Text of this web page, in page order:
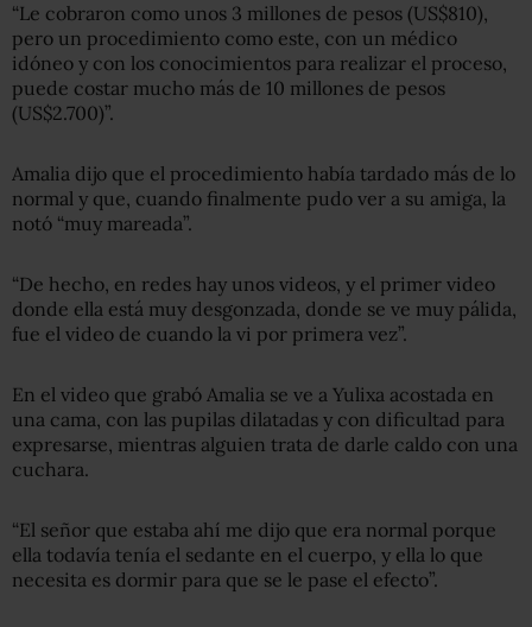
“Le cobraron como unos 3 millones de pesos (US$810),
pero un procedimiento como este, con un médico
idóneo y con los conocimientos para realizar el proceso,
puede costar mucho más de 10 millones de pesos
(US$2.700)”.
Amalia dijo que el procedimiento había tardado más de lo
normal y que, cuando finalmente pudo ver a su amiga, la
notó “muy mareada”.
“De hecho, en redes hay unos videos, y el primer video
donde ella está muy desgonzada, donde se ve muy pálida,
fue el video de cuando la vi por primera vez”.
En el video que grabó Amalia se ve a Yulixa acostada en
una cama, con las pupilas dilatadas y con dificultad para
expresarse, mientras alguien trata de darle caldo con una
cuchara.
“El señor que estaba ahí me dijo que era normal porque
ella todavía tenía el sedante en el cuerpo, y ella lo que
necesita es dormir para que se le pase el efecto”.